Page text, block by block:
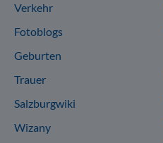
Verkehr
Fotoblogs
Geburten
Trauer
Salzburgwiki
Wizany